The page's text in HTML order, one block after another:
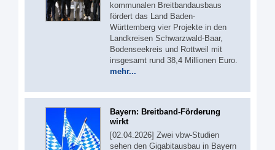
kommunalen Breitbandausbaus
fördert das Land Baden-
Württemberg vier Projekte in den
Landkreisen Schwarzwald-Baar,
Bodenseekreis und Rottweil mit
insgesamt rund 38,4 Millionen Euro.
mehr...
Bayern: Breitband-Förderung
wirkt
[02.04.2026] Zwei vbw-Studien
sehen den Gigabitausbau in Bayern